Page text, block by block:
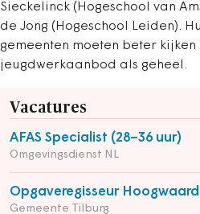
Sieckelinck (Hogeschool van
de Jong (Hogeschool Leiden).
gemeenten moeten beter
jeugdwerkaanbod als geheel.
Vacatures
AFAS Specialist (28–36 uur)
Omgevingsdienst NL
Opgaveregisseur
Gemeente Tilburg